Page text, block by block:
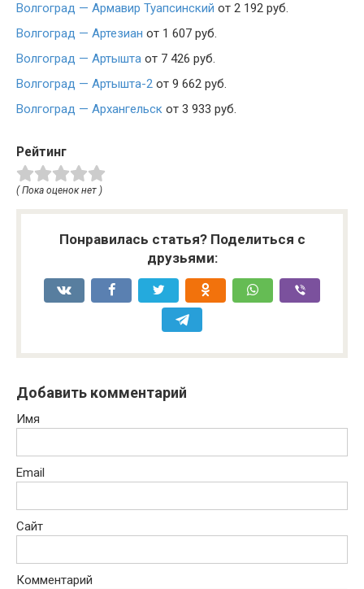
Волгоград — Армавир Туапсинский от 2 192 руб.
Волгоград — Артезиан от 1 607 руб.
Волгоград — Артышта от 7 426 руб.
Волгоград — Артышта-2 от 9 662 руб.
Волгоград — Архангельск от 3 933 руб.
Рейтинг
( Пока оценок нет )
Понравилась статья? Поделиться с
друзьями:
Добавить комментарий
Имя
Email
Сайт
Комментарий